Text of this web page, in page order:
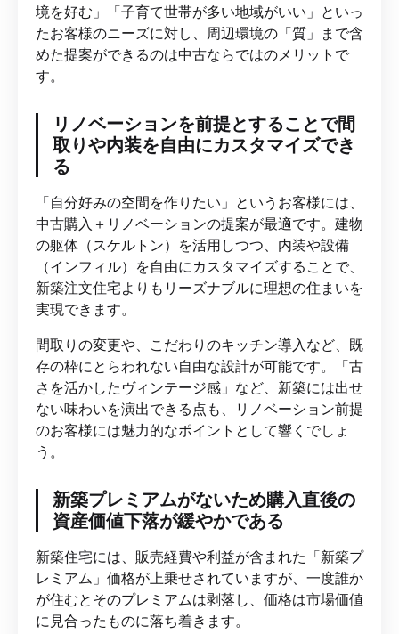
境を好む」「子育て世帯が多い地域がいい」といっ
たお客様のニーズに対し、周辺環境の「質」まで含
めた提案ができるのは中古ならではのメリットで
す。
リノベーションを前提とすることで間
取りや内装を自由にカスタマイズでき
る
「自分好みの空間を作りたい」というお客様には、
中古購入＋リノベーションの提案が最適です。建物
の躯体（スケルトン）を活用しつつ、内装や設備
（インフィル）を自由にカスタマイズすることで、
新築注文住宅よりもリーズナブルに理想の住まいを
実現できます。
間取りの変更や、こだわりのキッチン導入など、既
存の枠にとらわれない自由な設計が可能です。「古
さを活かしたヴィンテージ感」など、新築には出せ
ない味わいを演出できる点も、リノベーション前提
のお客様には魅力的なポイントとして響くでしょ
う。
新築プレミアムがないため購入直後の
資産価値下落が緩やかである
新築住宅には、販売経費や利益が含まれた「新築プ
レミアム」価格が上乗せされていますが、一度誰か
が住むとそのプレミアムは剥落し、価格は市場価値
に見合ったものに落ち着きます。